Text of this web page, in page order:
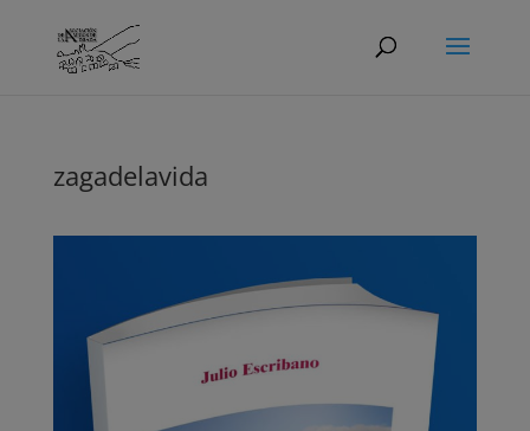
zagadelavida